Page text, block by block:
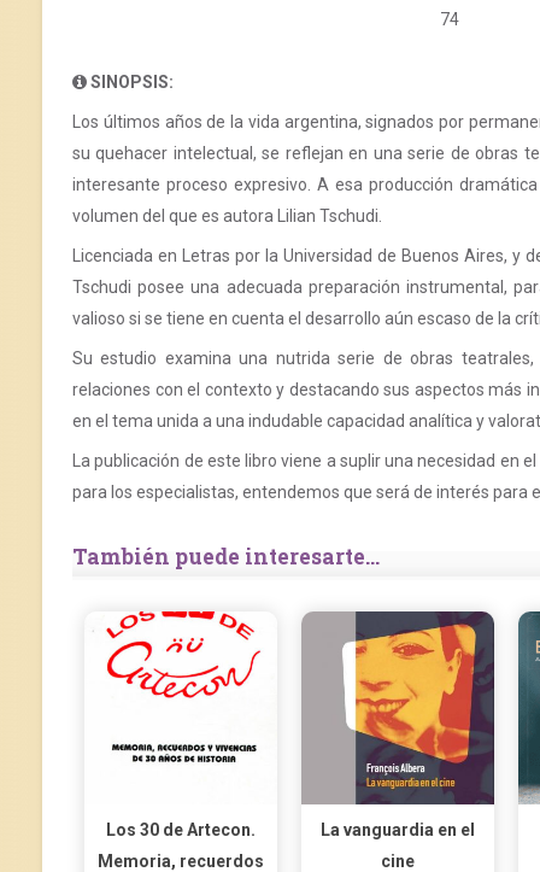
74
SINOPSIS:
Los últimos años de la vida argentina, signados por
su quehacer intelectual, se reflejan en una serie de obras
interesante proceso expresivo. A esa producción
volumen del que es autora Lilian Tschudi.
Licenciada en Letras por la Universidad de Buenos Aires,
Tschudi posee una adecuada preparación instrumental,
valioso si se tiene en cuenta el desarrollo aún escaso de la
Su estudio examina una nutrida serie de obras
relaciones con el contexto y destacando sus aspectos más
en el tema unida a una indudable capacidad analítica y
La publicación de este libro viene a suplir una necesidad
para los especialistas, entendemos que será de interés
También puede interesarte...
Los 30 de Artecon.
Memoria, recuerdos
La vanguardia en el
cine